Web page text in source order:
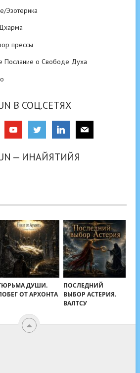
Эзотерика
прессы
Послание о Свободе Духа
В СОЦ.СЕТЯХ
— ИНАЙЯТИЙЯ
ДУШИ.
ОТ АРХОНТА
ПОСЛЕДНИЙ
ВЫБОР АСТЕРИЯ.
ВАЛТСУ